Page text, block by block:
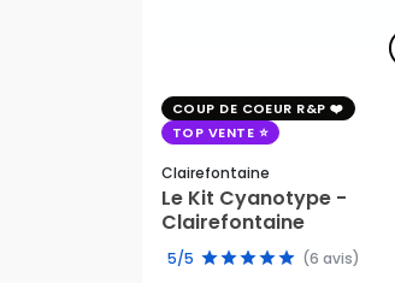
COUP DE COEUR R&P
TOP VENTE
Clairefontaine
Le Kit Cyanotype -
Clairefontaine
5/5 (6 avis)
34,50 €